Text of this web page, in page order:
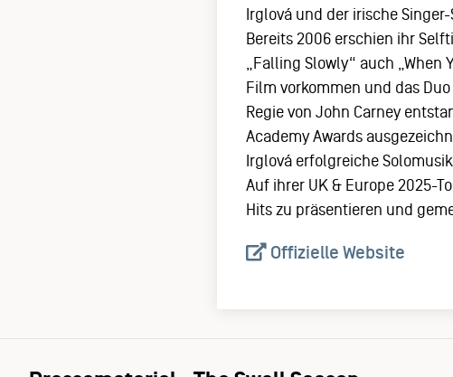
Irglová und der irische
Bereits 2006 erschien ihr
„Falling Slowly“ auch „When
Film vorkommen und das
Regie von John Carney
Academy Awards
Irglová erfolgreiche
Auf ihrer UK & Europe 2025-
Hits zu präsentieren und
Offizielle Website